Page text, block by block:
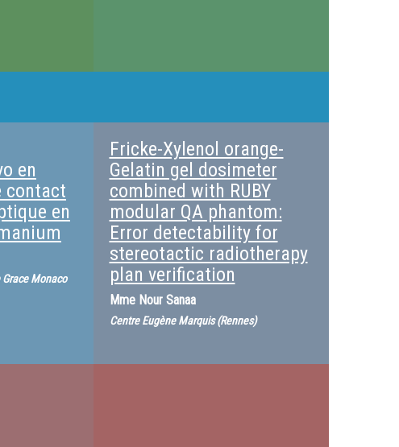
en
contact
en
Monaco
Fricke-Xylenol orange-
Gelatin gel dosimeter
combined with RUBY
modular QA phantom:
Error detectability for
stereotactic radiotherapy
plan verification
Mme Nour Sanaa
Centre Eugène Marquis (Rennes)